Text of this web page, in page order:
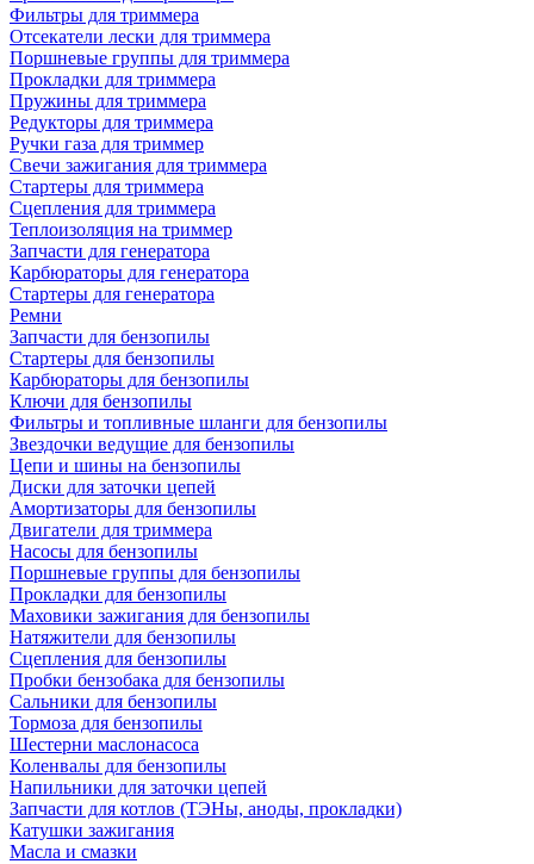
Фильтры для триммера
Отсекатели лески для триммера
Поршневые группы для триммера
Прокладки для триммера
Пружины для триммера
Редукторы для триммера
Ручки газа для триммер
Свечи зажигания для триммера
Стартеры для триммера
Сцепления для триммера
Теплоизоляция на триммер
Запчасти для генератора
Карбюраторы для генератора
Стартеры для генератора
Ремни
Запчасти для бензопилы
Стартеры для бензопилы
Карбюраторы для бензопилы
Ключи для бензопилы
Фильтры и топливные шланги для бензопилы
Звездочки ведущие для бензопилы
Цепи и шины на бензопилы
Диски для заточки цепей
Амортизаторы для бензопилы
Двигатели для триммера
Насосы для бензопилы
Поршневые группы для бензопилы
Прокладки для бензопилы
Маховики зажигания для бензопилы
Натяжители для бензопилы
Сцепления для бензопилы
Пробки бензобака для бензопилы
Сальники для бензопилы
Тормоза для бензопилы
Шестерни маслонасоса
Коленвалы для бензопилы
Напильники для заточки цепей
Запчасти для котлов (ТЭНы, аноды, прокладки)
Катушки зажигания
Масла и смазки